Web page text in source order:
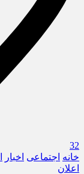
32
خانه اجتماعی اخبار
اعلان